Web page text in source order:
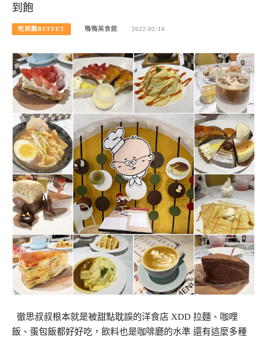
到飽
吃到飽BUFFET 鴨鴨美食館 2022-02-16
徹思叔叔根本就是被甜點耽誤的洋食店 XDD 拉麵、咖哩
飯、蛋包飯都好好吃，飲料也是咖啡廳的水準 還有這麼多種